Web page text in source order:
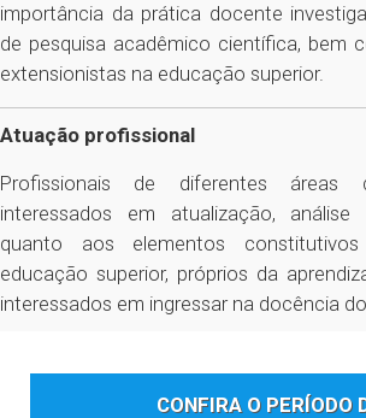
importância da prática docente
de pesquisa acadêmico científica, bem
extensionistas na educação superior.
Atuação profissional
Profissionais de diferentes áreas
interessados em atualização, análise
quanto aos elementos
educação superior, próprios da
interessados em ingressar na docência
CONFIRA O PERÍODO